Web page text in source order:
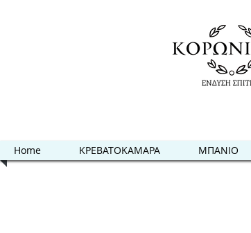
Home ΚΡΕΒΑΤΟΚΑΜΑΡΑ ΜΠΑΝΙΟ